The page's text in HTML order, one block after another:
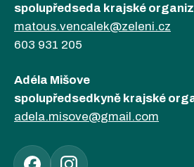
spolupředseda krajské
matous.vencalek@zeleni.cz
603 931 205
Adéla Mišove
spolupředsedkyně krajské
adela.misove@gmail.com